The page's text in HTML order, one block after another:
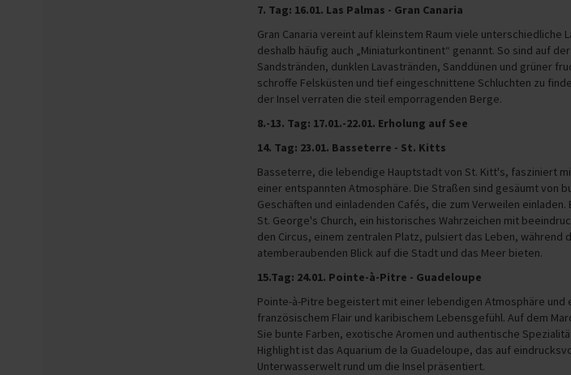
7. Tag: 16.01. Las Palmas - Gran Canaria
Gran Canaria vereint auf kleinstem Raum viele unterschiedliche
deshalb häufig auch „Miniaturkontinent“ genannt. So sind auf
Sandstränden, dunklen Lavastränden, Sanddünen und grüner
schroffe Felsküsten und tief eingeschnittene Schluchten zu
der Insel verraten die steil emporragenden Berge.
8.-13. Tag: 17.01.-22.01. Erholung auf See
14. Tag: 23.01. Basseterre - St. Kitts
Basseterre, die lebendige Hauptstadt von St. Kitt's, fasziniert
einer entspannten Atmosphäre. Die Straßen sind gesäumt von
Geschäften und einladenden Cafés, die zum Verweilen
St. George's Church, ein historisches Wahrzeichen mit
den Circus, einem zentralen Platz, pulsiert das Leben, während
atemberaubenden Blick auf die Stadt und das Meer bieten.
15.Tag: 24.01. Pointe-à-Pitre - Guadeloupe
Pointe-à-Pitre begeistert mit einer lebendigen Atmosphäre und
französischem Flair und karibischem Lebensgefühl. Auf dem
Sie bunte Farben, exotische Aromen und authentische
Highlight ist das Aquarium de la Guadeloupe, das auf
Unterwasserwelt rund um die Insel präsentiert.